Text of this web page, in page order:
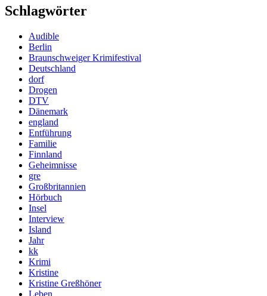
Schlagwörter
Audible
Berlin
Braunschweiger Krimifestival
Deutschland
dorf
Drogen
DTV
Dänemark
england
Entführung
Familie
Finnland
Geheimnisse
gre
Großbritannien
Hörbuch
Insel
Interview
Island
Jahr
kk
Krimi
Kristine
Kristine Greßhöner
Leben